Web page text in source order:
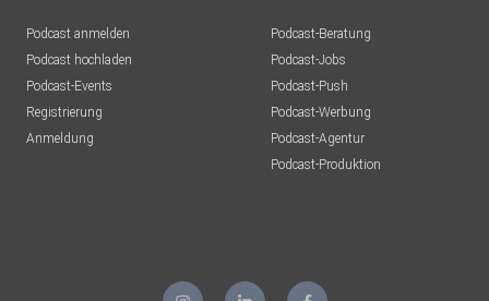
Podcast anmelden
Podcast hochladen
Podcast-Events
Registrierung
Anmeldung
Podcast-Beratung
Podcast-Jobs
Podcast-Push
Podcast-Werbung
Podcast-Agentur
Podcast-Produktion